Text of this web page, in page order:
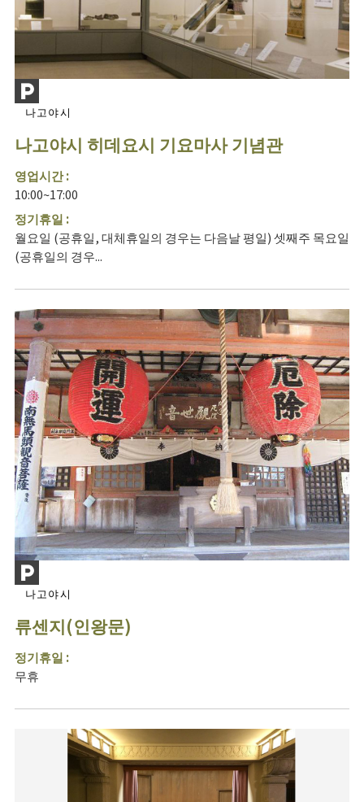
나고야시
나고야시 히데요시 기요마사 기념관
영업시간 :
10:00~17:00
정기휴일 :
월요일 (공휴일, 대체휴일의 경우는 다음날 평일) 셋째주 목요일
(공휴일의 경우...
나고야시
류센지(인왕문)
정기휴일 :
무휴